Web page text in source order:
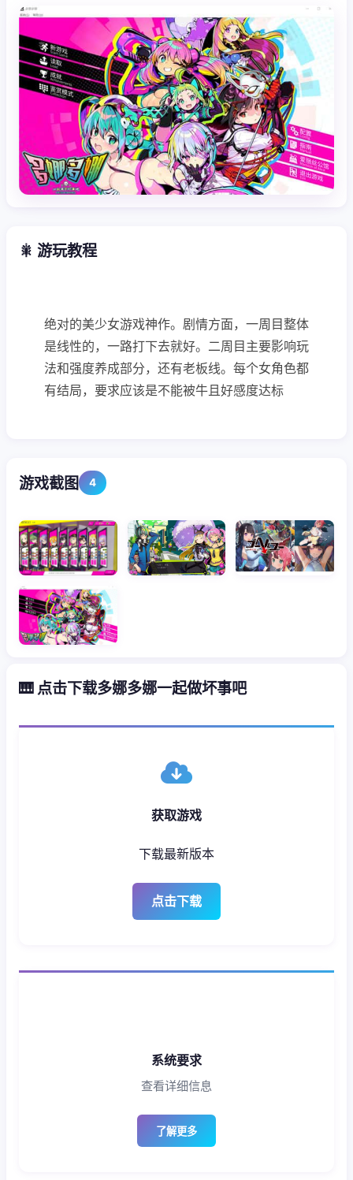
🎇 游玩教程
绝对的美少女游戏神作。剧情方面，一周目整体
是线性的，一路打下去就好。二周目主要影响玩
法和强度养成部分，还有老板线。每个女角色都
有结局，要求应该是不能被牛且好感度达标
游戏截图 4
🎹 点击下载多娜多娜一起做坏事吧
获取游戏
下载最新版本
点击下载
系统要求
查看详细信息
了解更多